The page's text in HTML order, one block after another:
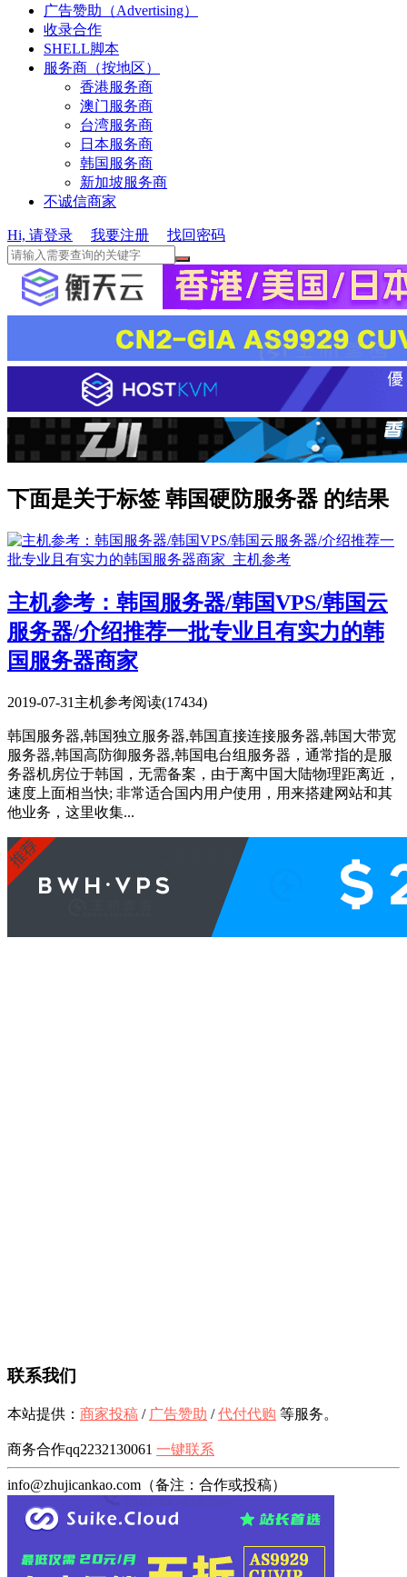
广告赞助（Advertising）
收录合作
SHELL脚本
服务商（按地区）
香港服务商
澳门服务商
台湾服务商
日本服务商
韩国服务商
新加坡服务商
不诚信商家
Hi, 请登录 我要注册 找回密码
下面是关于标签 韩国硬防服务器 的结果
主机参考：韩国服务器/韩国VPS/韩国云
服务器/介绍推荐一批专业且有实力的韩
国服务器商家
2019-07-31 主机参考阅读(17434)
韩国服务器,韩国独立服务器,韩国直接连接服务器,韩国大带宽
服务器,韩国高防御服务器,韩国电台组服务器，通常指的是服
务器机房位于韩国，无需备案，由于离中国大陆物理距离近，
速度上面相当快; 非常适合国内用户使用，用来搭建网站和其
他业务，这里收集...
联系我们
本站提供： 商家投稿 / 广告赞助 /代付代购 等服务。
商务合作qq2232130061 一键联系
info@zhujicankao.com（备注：合作或投稿）